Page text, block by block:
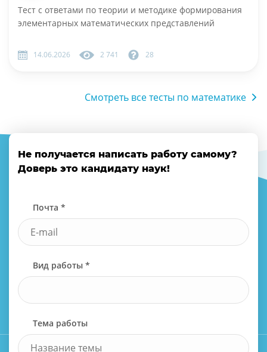
Тест с ответами по теории и методике формирования
элементарных математических представлений
14.06.2026 2 741 28
Смотреть все тесты по математике
Не получается написать работу самому?
Доверь это кандидату наук!
Почта *
Вид работы *
Тема работы